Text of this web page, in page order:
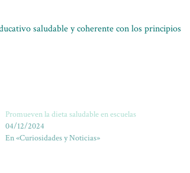
saludable y coherente con los principios
Promueven la dieta saludable en escuelas
04/12/2024
En «Curiosidades y Noticias»